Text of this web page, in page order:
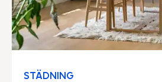
STÄDNING